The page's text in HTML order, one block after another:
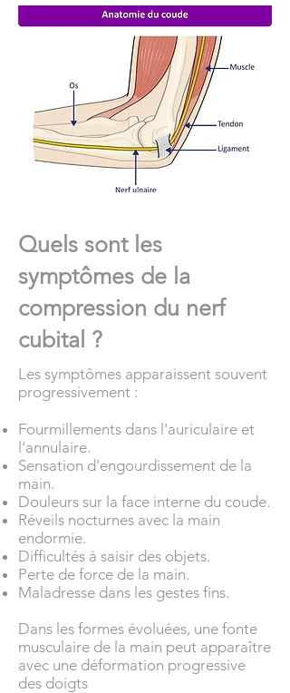
Quels sont les
symptômes de la
compression du nerf
cubital ?
Les symptômes apparaissent souvent
progressivement :
Fourmillements dans l'auriculaire et
l'annulaire.
Sensation d'engourdissement de la
main.
Douleurs sur la face interne du coude.
Réveils nocturnes avec la main
endormie.
Difficultés à saisir des objets.
Perte de force de la main.
Maladresse dans les gestes fins.
Dans les formes évoluées, une fonte
musculaire de la main peut apparaître
avec une déformation progressive
des doigts